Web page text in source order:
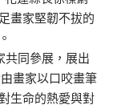
畫家堅韌不拔的
共同參展，展出
畫家以口咬畫筆
生命的熱愛與對